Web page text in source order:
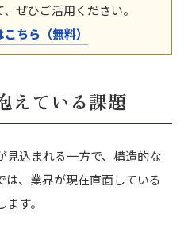
ぜひご活用ください。
ちら（無料）
えている課題
見込まれる一方で、構造的な
、業界が現在直面している
す。